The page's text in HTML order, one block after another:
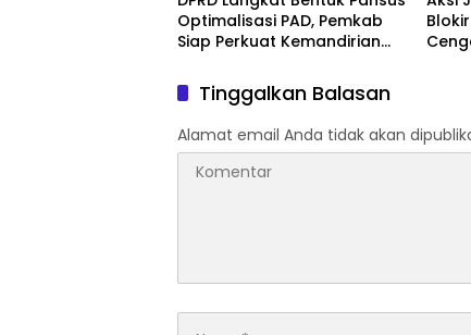
Optimalisasi PAD, Pemkab
Siap Perkuat Kemandirian
Tinggalkan Balasan
Alamat email Anda tidak akan